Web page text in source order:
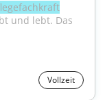
und lebt. Das
Vollzeit